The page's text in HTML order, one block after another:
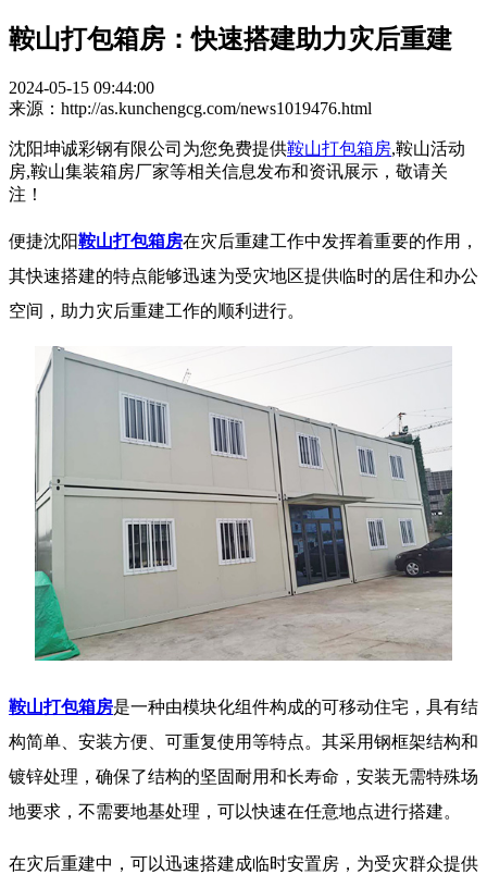
鞍山打包箱房：快速搭建助力灾后重建
2024-05-15 09:44:00
来源：http://as.kunchengcg.com/news1019476.html
沈阳坤诚彩钢有限公司为您免费提供鞍山打包箱房,鞍山活动
房,鞍山集装箱房厂家等相关信息发布和资讯展示，敬请关
注！
便捷沈阳鞍山打包箱房在灾后重建工作中发挥着重要的作用，
其快速搭建的特点能够迅速为受灾地区提供临时的居住和办公
空间，助力灾后重建工作的顺利进行。
鞍山打包箱房是一种由模块化组件构成的可移动住宅，具有结
构简单、安装方便、可重复使用等特点。其采用钢框架结构和
镀锌处理，确保了结构的坚固耐用和长寿命，安装无需特殊场
地要求，不需要地基处理，可以快速在任意地点进行搭建。
在灾后重建中，可以迅速搭建成临时安置房，为受灾群众提供